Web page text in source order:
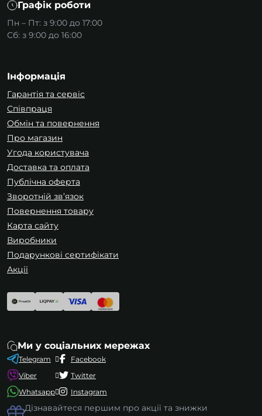
Графік роботи
Пн – Пт: з 9:00 до 17:00
Сб: з 9:00 до 16:00
Інформація
Гарантія та сервіс
Співпраця
Обмін та повернення
Про магазин
Угода користувача
Доставка та оплата
Публічна оферта
Зворотній зв’язок
Повернення товару
Карта сайту
Виробники
Подарункові сертифікати
Акції
Ми у соціальних мережах
Telegram
Viber
Whatsapp
Facebook
Twitter
Instagram
Дізнавайтеся першим про акції та знижки